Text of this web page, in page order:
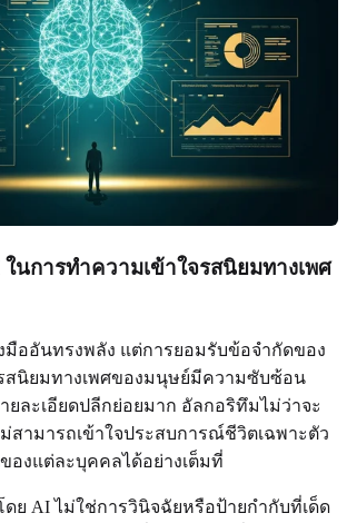
นการทำความเข้าใจรสนิยมทางเพศ
มืออันทรงพลัง แต่การยอมรับข้อจำกัดของ
สนิยมทางเพศของมนุษย์มีความซับซ้อน
ยละเอียดปลีกย่อยมาก อัลกอริทึมไม่ว่าจะ
สามารถเข้าใจประสบการณ์ชีวิตเฉพาะตัว
งแต่ละบุคคลได้อย่างเต็มที่
ดย AI ไม่ใช่การวินิจฉัยหรือป้ายกำกับที่เด็ด